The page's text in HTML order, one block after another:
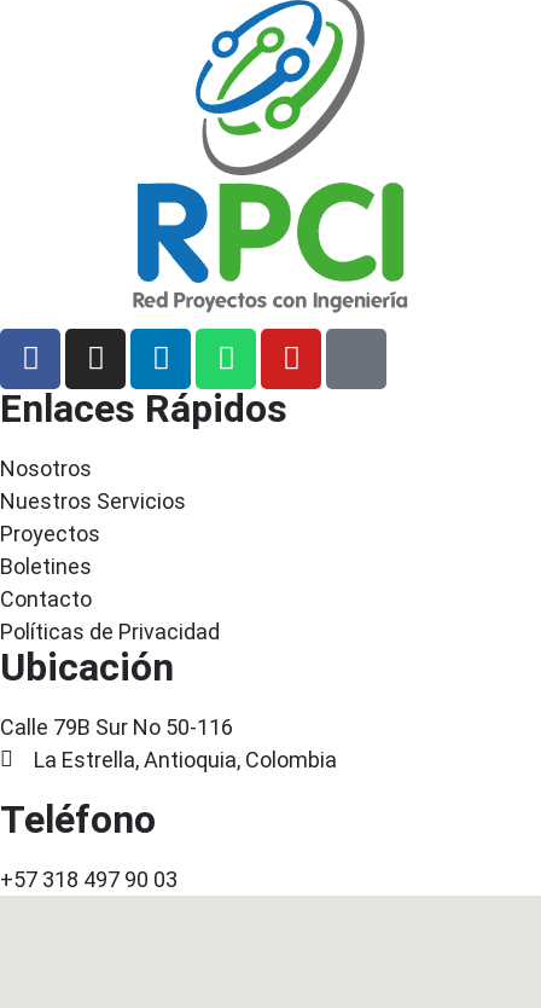
Enlaces Rápidos
Nosotros
Nuestros Servicios
Proyectos
Boletines
Contacto
Políticas de Privacidad
Ubicación
Calle 79B Sur No 50-116
La Estrella, Antioquia, Colombia
Teléfono
+57 318 497 90 03